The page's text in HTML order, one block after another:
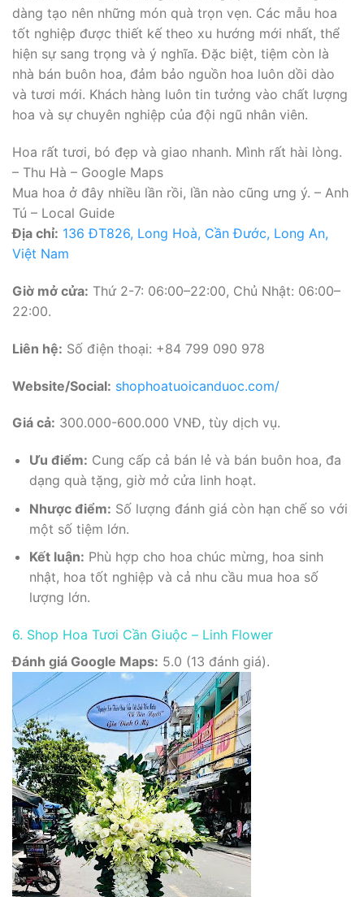
dàng tạo nên những món quà trọn vẹn. Các mẫu hoa
tốt nghiệp được thiết kế theo xu hướng mới nhất, thể
hiện sự sang trọng và ý nghĩa. Đặc biệt, tiệm còn là
nhà bán buôn hoa, đảm bảo nguồn hoa luôn dồi dào
và tươi mới. Khách hàng luôn tin tưởng vào chất lượng
hoa và sự chuyên nghiệp của đội ngũ nhân viên.
Hoa rất tươi, bó đẹp và giao nhanh. Mình rất hài lòng.
– Thu Hà – Google Maps
Mua hoa ở đây nhiều lần rồi, lần nào cũng ưng ý. – Anh
Tú – Local Guide
Địa chỉ: 136 ĐT826, Long Hoà, Cần Đước, Long An,
Việt Nam
Giờ mở cửa: Thứ 2-7: 06:00–22:00, Chủ Nhật: 06:00–
22:00.
Liên hệ: Số điện thoại: +84 799 090 978
Website/Social: shophoatuoicanduoc.com/
Giá cả: 300.000-600.000 VNĐ, tùy dịch vụ.
Ưu điểm: Cung cấp cả bán lẻ và bán buôn hoa, đa
dạng quà tặng, giờ mở cửa linh hoạt.
Nhược điểm: Số lượng đánh giá còn hạn chế so với
một số tiệm lớn.
Kết luận: Phù hợp cho hoa chúc mừng, hoa sinh
nhật, hoa tốt nghiệp và cả nhu cầu mua hoa số
lượng lớn.
6. Shop Hoa Tươi Cần Giuộc – Linh Flower
Đánh giá Google Maps: 5.0 (13 đánh giá).